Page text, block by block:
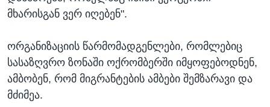
მხარისგან ვერ იღებენ".
ორგანიზაციის წარმომადგენლები, რომლებიც
სასაზღვრო ზონაში ოქრომბერში იმყოფებოდნენ,
ამბობენ, რომ მიგრანტების ამბები შემზარავი და
მძიმეა.